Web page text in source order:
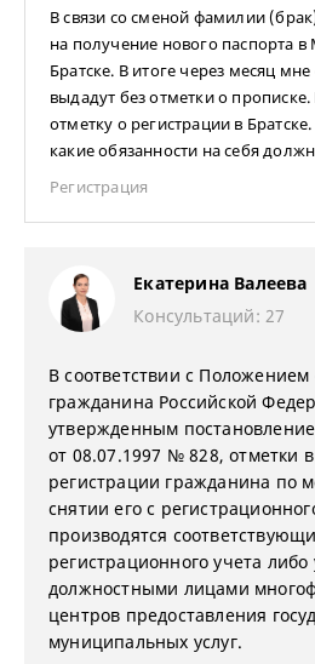
В связи со сменой фамилии
на получение нового паспорта
Братске. В итоге через месяц
выдадут без отметки о
отметку о регистрации в
какие обязанности на себя
Регистрация
Екатерина Валеева
Консультаций: 27
В соответствии с Положением
гражданина Российской
утвержденным
от 08.07.1997 № 828, отметки
регистрации гражданина по
снятии его с
производятся
регистрационного учета
должностными лицами
центров предоставления
муниципальных услуг.